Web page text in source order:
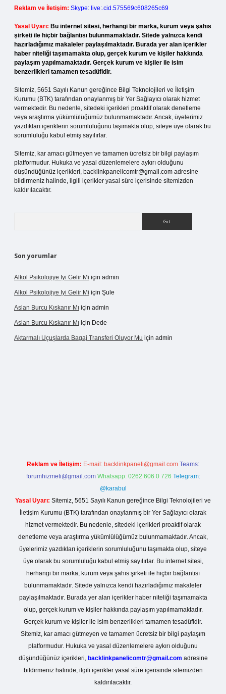
Reklam ve İletişim: Skype: live:.cid.575569c608265c69
Yasal Uyarı: Bu internet sitesi, herhangi bir marka, kurum veya şahıs
şirketi ile hiçbir bağlantısı bulunmamaktadır. Sitede yalnızca kendi
hazırladığımız makaleler paylaşılmaktadır. Burada yer alan içerikler
haber niteliği taşımamakta olup, gerçek kurum ve kişiler hakkında
paylaşım yapılmamaktadır. Gerçek kurum ve kişiler ile isim
benzerlikleri tamamen tesadüfidir.
Sitemiz, 5651 Sayılı Kanun gereğince Bilgi Teknolojileri ve İletişim
Kurumu (BTK) tarafından onaylanmış bir Yer Sağlayıcı olarak hizmet
vermektedir. Bu nedenle, sitedeki içerikleri proaktif olarak denetleme
veya araştırma yükümlülüğümüz bulunmamaktadır. Ancak, üyelerimiz
yazdıkları içeriklerin sorumluluğunu taşımakta olup, siteye üye olarak bu
sorumluluğu kabul etmiş sayılırlar.
Sitemiz, kar amacı gütmeyen ve tamamen ücretsiz bir bilgi paylaşım
platformudur. Hukuka ve yasal düzenlemelere aykırı olduğunu
düşündüğünüz içerikleri, backlinkpanelicomtr@gmail.com adresine
bildirmeniz halinde, ilgili içerikler yasal süre içerisinde sitemizden
kaldırılacaktır.
Son yorumlar
Alkol Psikolojiye Iyi Gelir Mi için admin
Alkol Psikolojiye Iyi Gelir Mi için Şule
Aslan Burcu Kıskanır Mı için admin
Aslan Burcu Kıskanır Mı için Dede
Aktarmalı Uçuşlarda Bagaj Transferi Oluyor Mu için admin
Reklam ve İletişim: E-mail: backlinkpaneli@gmail.com Teams:
forumhizmeti@gmail.com Whatsapp: 0262 606 0 726 Telegram:
@karabul
Yasal Uyarı: Sitemiz, 5651 Sayılı Kanun gereğince Bilgi Teknolojileri ve
İletişim Kurumu (BTK) tarafından onaylanmış bir Yer Sağlayıcı olarak
hizmet vermektedir. Bu nedenle, sitedeki içerikleri proaktif olarak
denetleme veya araştırma yükümlülüğümüz bulunmamaktadır. Ancak,
üyelerimiz yazdıkları içeriklerin sorumluluğunu taşımakta olup, siteye
üye olarak bu sorumluluğu kabul etmiş sayılırlar. Bu internet sitesi,
herhangi bir marka, kurum veya şahıs şirketi ile hiçbir bağlantısı
bulunmamaktadır. Sitede yalnızca kendi hazırladığımız makaleler
paylaşılmaktadır. Burada yer alan içerikler haber niteliği taşımamakta
olup, gerçek kurum ve kişiler hakkında paylaşım yapılmamaktadır.
Gerçek kurum ve kişiler ile isim benzerlikleri tamamen tesadüfidir.
Sitemiz, kar amacı gütmeyen ve tamamen ücretsiz bir bilgi paylaşım
platformudur. Hukuka ve yasal düzenlemelere aykırı olduğunu
düşündüğünüz içerikleri, backlinkpanelicomtr@gmail.com adresine
bildirmeniz halinde, ilgili içerikler yasal süre içerisinde sitemizden
kaldırılacaktır.